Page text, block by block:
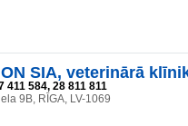
SIA, veterinārā
411 584, 28 811 811
9B, RĪGA, LV-1069